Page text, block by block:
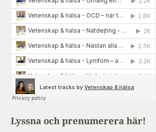
Lyssna och prenumerera här!